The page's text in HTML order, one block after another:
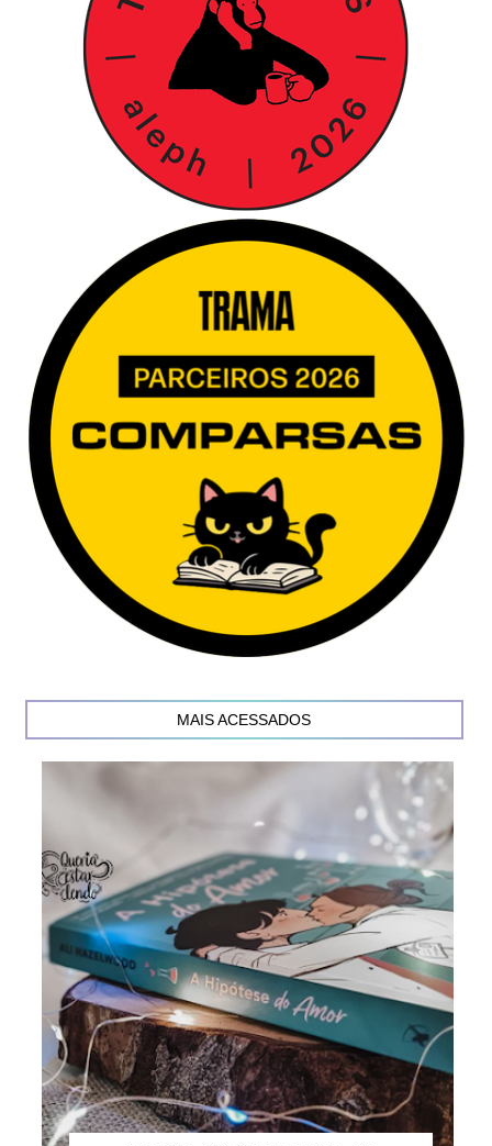
MAIS ACESSADOS